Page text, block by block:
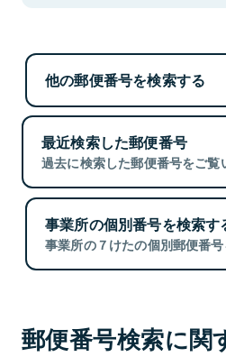
他の郵便番号を検索する
最近検索した郵便番号
過去に検索した郵便番号をご覧
事業所の個別番号を検索す
事業所の７けたの個別郵便番号
郵便番号検索に関